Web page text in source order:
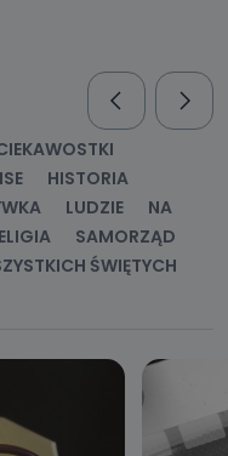
HISTORIA
LUDZIE
NA
SAMORZĄD
ŚWIĘTYCH